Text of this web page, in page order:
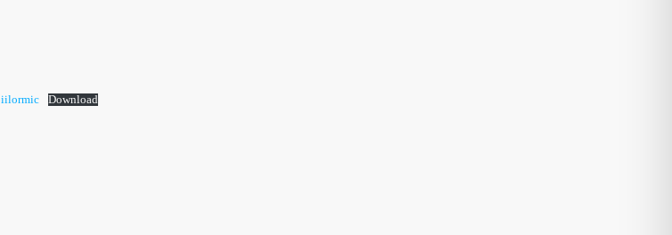
Download